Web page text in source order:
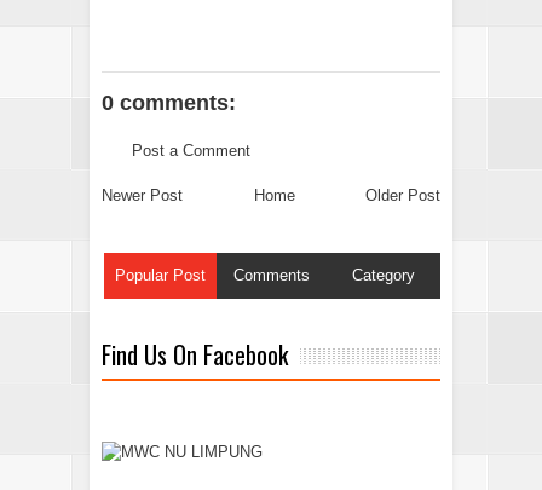
0 comments:
Post a Comment
Newer Post Older Post
Home
Popular Post Comments Category
Find Us On Facebook